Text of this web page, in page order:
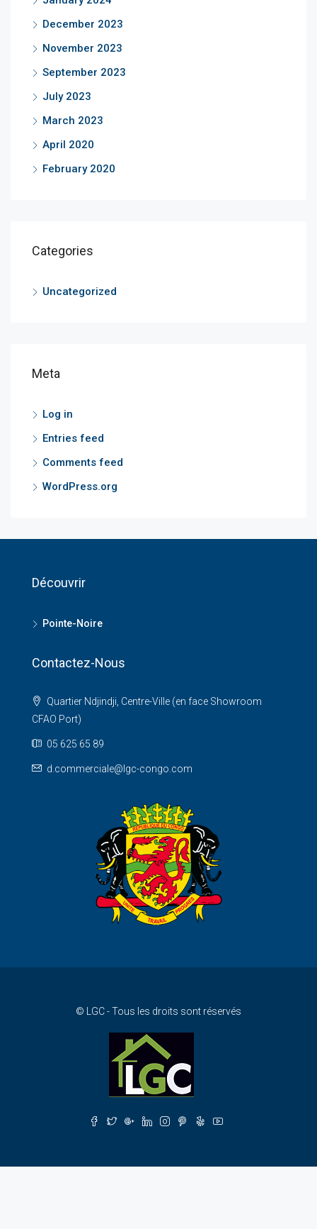
December 2023
November 2023
September 2023
July 2023
March 2023
April 2020
February 2020
Categories
Uncategorized
Meta
Log in
Entries feed
Comments feed
WordPress.org
Découvrir
Pointe-Noire
Contactez-Nous
Quartier Ndjindji, Centre-Ville (en face Showroom
CFAO Port)
05 625 65 89
d.commerciale@lgc-congo.com
© LGC - Tous les droits sont réservés